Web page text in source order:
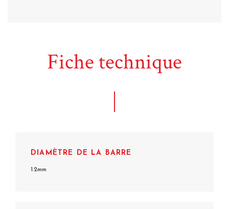
Fiche technique
DIAMÈTRE DE LA BARRE
1.2mm